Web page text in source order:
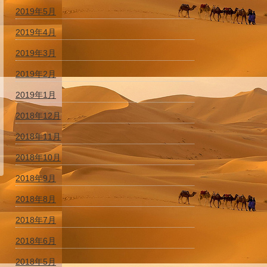
2019年5月
2019年4月
2019年3月
2019年2月
2019年1月
2018年12月
2018年11月
2018年10月
2018年9月
2018年8月
2018年7月
2018年6月
2018年5月